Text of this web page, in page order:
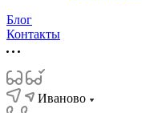
Блог
Контакты
Иваново